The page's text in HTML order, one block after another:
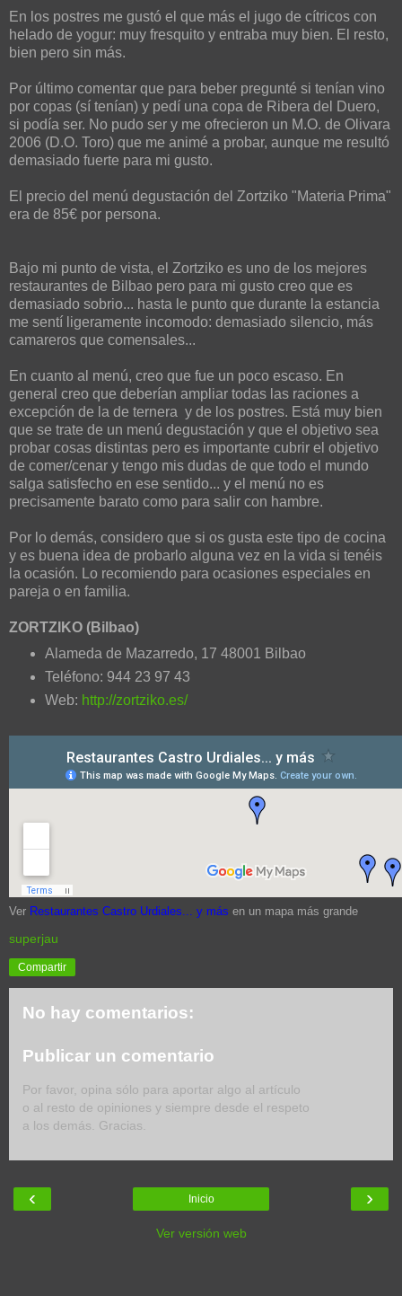
En los postres me gustó el que más el jugo de cítricos con
helado de yogur: muy fresquito y entraba muy bien. El resto,
bien pero sin más.
Por último comentar que para beber pregunté si tenían vino
por copas (sí tenían) y pedí una copa de Ribera del Duero,
si podía ser. No pudo ser y me ofrecieron un M.O. de Olivara
2006 (D.O. Toro) que me animé a probar, aunque me resultó
demasiado fuerte para mi gusto.
El precio del menú degustación del Zortziko "Materia Prima"
era de 85€ por persona.
Bajo mi punto de vista, el Zortziko es uno de los mejores
restaurantes de Bilbao pero para mi gusto creo que es
demasiado sobrio... hasta le punto que durante la estancia
me sentí ligeramente incomodo: demasiado silencio, más
camareros que comensales...
En cuanto al menú, creo que fue un poco escaso. En
general creo que deberían ampliar todas las raciones a
excepción de la de ternera y de los postres. Está muy bien
que se trate de un menú degustación y que el objetivo sea
probar cosas distintas pero es importante cubrir el objetivo
de comer/cenar y tengo mis dudas de que todo el mundo
salga satisfecho en ese sentido... y el menú no es
precisamente barato como para salir con hambre.
Por lo demás, considero que si os gusta este tipo de cocina
y es buena idea de probarlo alguna vez en la vida si tenéis
la ocasión. Lo recomiendo para ocasiones especiales en
pareja o en familia.
ZORTZIKO (Bilbao)
Alameda de Mazarredo, 17 48001 Bilbao
Teléfono: 944 23 97 43
Web: http://zortziko.es/
Ver Restaurantes Castro Urdiales... y más en un mapa más grande
superjau
Compartir
No hay comentarios:
Publicar un comentario
Por favor, opina sólo para aportar algo al artículo
o al resto de opiniones y siempre desde el respeto
a los demás. Gracias.
‹ ›
Inicio
Ver versión web